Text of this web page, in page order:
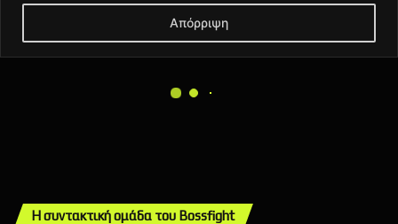
Η συντακτική ομάδα του Bossfight